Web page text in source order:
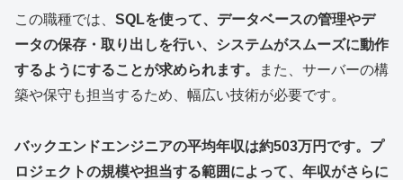
この職種では、 SQLを使って、データベースの管理やデ
ータの保存・取り出しを行い、システムがスムーズに動作
するようにすることが求められます。
また、サーバーの構
築や保守も担当するため、幅広い技術が必要です。
バックエンドエンジニアの平均年収は約503万円です。プ
ロジェクトの規模や担当する範囲によって、年収がさらに